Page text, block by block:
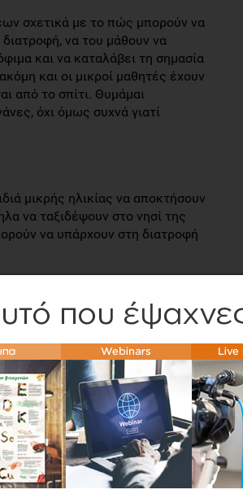
σχετικά με το πώς μπορούν να
να του μάθουν να
και να καταλάβει τη σημασία
και οι μικροί μαθητές έχουν
από το σπίτι. Θυμάμαι
όχι όμως συχνά γιατί
μικρής ηλικίας να αποκτήσουν
να ταξιδέψουν στο νησί της
να υπάρχουν στη διατροφή
που πρέπει να
στην διατροφή μας. Το
το κάθε τρόφιμο. Για
και το καρότο λαχανικό.
από το παραμύθι το παιδί θα μάθει